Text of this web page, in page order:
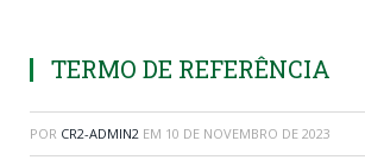
TERMO DE REFERÊNCIA
POR CR2-ADMIN2 EM 10 DE NOVEMBRO DE 2023